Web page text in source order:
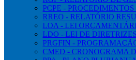
PCPE -
RREO - RELATÓRIO
LOA - LEI
LDO - LEI DE
PRGFIN -
CMED - CRONOGRAMA